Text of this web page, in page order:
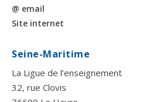
@ email
Site internet
Seine-Maritime
La Ligue de l’enseignement
32, rue Clovis